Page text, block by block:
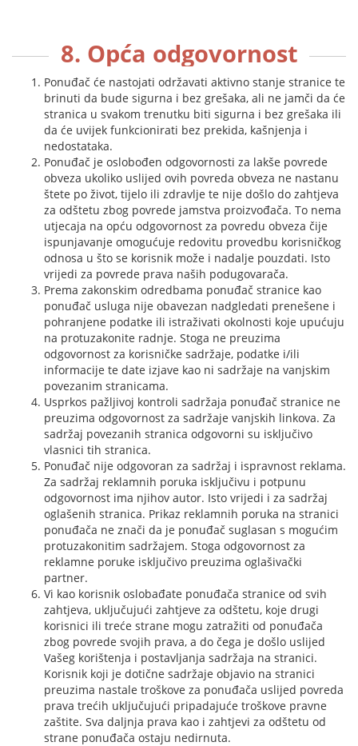
8. Opća odgovornost
Ponuđač će nastojati održavati aktivno stanje stranice te
brinuti da bude sigurna i bez grešaka, ali ne jamči da će
stranica u svakom trenutku biti sigurna i bez grešaka ili
da će uvijek funkcionirati bez prekida, kašnjenja i
nedostataka.
Ponuđač je oslobođen odgovornosti za lakše povrede
obveza ukoliko uslijed ovih povreda obveza ne nastanu
štete po život, tijelo ili zdravlje te nije došlo do zahtjeva
za odštetu zbog povrede jamstva proizvođača. To nema
utjecaja na opću odgovornost za povredu obveza čije
ispunjavanje omogućuje redovitu provedbu korisničkog
odnosa u što se korisnik može i nadalje pouzdati. Isto
vrijedi za povrede prava naših podugovarača.
Prema zakonskim odredbama ponuđač stranice kao
ponuđač usluga nije obavezan nadgledati prenešene i
pohranjene podatke ili istraživati okolnosti koje upućuju
na protuzakonite radnje. Stoga ne preuzima
odgovornost za korisničke sadržaje, podatke i/ili
informacije te date izjave kao ni sadržaje na vanjskim
povezanim stranicama.
Usprkos pažljivoj kontroli sadržaja ponuđač stranice ne
preuzima odgovornost za sadržaje vanjskih linkova. Za
sadržaj povezanih stranica odgovorni su isključivo
vlasnici tih stranica.
Ponuđač nije odgovoran za sadržaj i ispravnost reklama.
Za sadržaj reklamnih poruka isključivu i potpunu
odgovornost ima njihov autor. Isto vrijedi i za sadržaj
oglašenih stranica. Prikaz reklamnih poruka na stranici
ponuđača ne znači da je ponuđač suglasan s mogućim
protuzakonitim sadržajem. Stoga odgovornost za
reklamne poruke isključivo preuzima oglašivački
partner.
Vi kao korisnik oslobađate ponuđača stranice od svih
zahtjeva, uključujući zahtjeve za odštetu, koje drugi
korisnici ili treće strane mogu zatražiti od ponuđača
zbog povrede svojih prava, a do čega je došlo uslijed
Vašeg korištenja i postavljanja sadržaja na stranici.
Korisnik koji je dotične sadržaje objavio na stranici
preuzima nastale troškove za ponuđača uslijed povreda
prava trećih uključujući pripadajuće troškove pravne
zaštite. Sva daljnja prava kao i zahtjevi za odštetu od
strane ponuđača ostaju nedirnuta.